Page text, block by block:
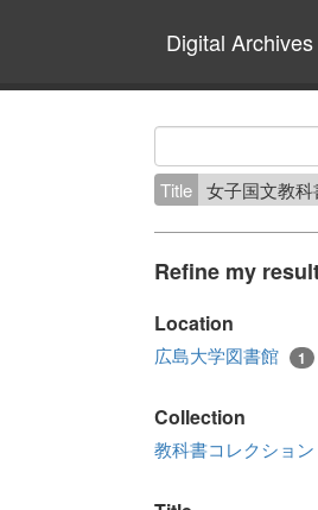
Digital
Title 女子国文教
Refine my
Location
広島大学図書館 1
Collection
教科書コレクション